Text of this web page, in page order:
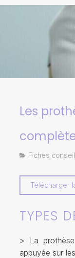
Les
Fiches
Télécharger
TYPES
> La
appuyée sur